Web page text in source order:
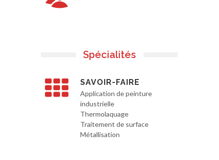
Spécialités
SAVOIR-FAIRE
Application de peinture
industrielle
Thermolaquage
Traitement de surface
Métallisation